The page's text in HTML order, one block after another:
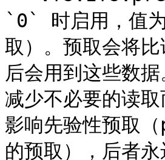
`0` 时启用，值
取）。预取会将
后会用到这些数
减少不必要的读
影响先验性预
的预取），后者